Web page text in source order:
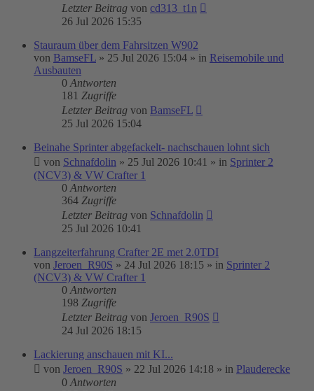
Letzter Beitrag von cd313_t1n
26 Jul 2026 15:35
Stauraum über dem Fahrsitzen W902
von BamseFL » 25 Jul 2026 15:04 » in Reisemobile und
Ausbauten
0 Antworten
181 Zugriffe
Letzter Beitrag von BamseFL
25 Jul 2026 15:04
Beinahe Sprinter abgefackelt- nachschauen lohnt sich
von Schnafdolin » 25 Jul 2026 10:41 » in Sprinter 2
(NCV3) & VW Crafter 1
0 Antworten
364 Zugriffe
Letzter Beitrag von Schnafdolin
25 Jul 2026 10:41
Langzeiterfahrung Crafter 2E met 2.0TDI
von Jeroen_R90S » 24 Jul 2026 18:15 » in Sprinter 2
(NCV3) & VW Crafter 1
0 Antworten
198 Zugriffe
Letzter Beitrag von Jeroen_R90S
24 Jul 2026 18:15
Lackierung anschauen mit KI...
von Jeroen_R90S » 22 Jul 2026 14:18 » in Plauderecke
0 Antworten